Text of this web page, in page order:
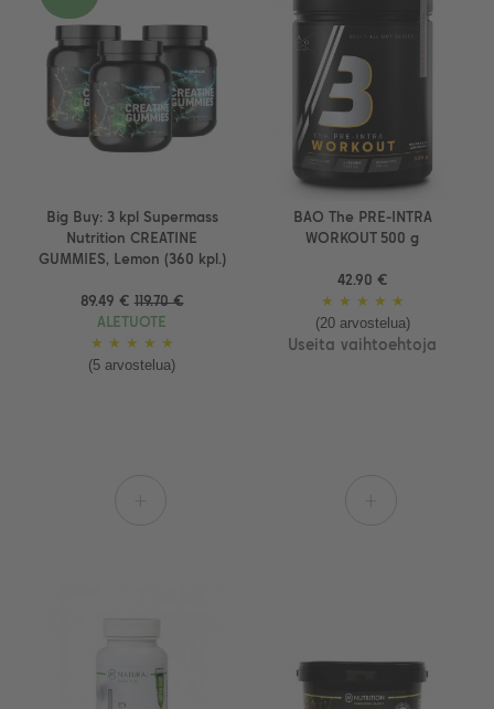
Big Buy: 3 kpl Supermass
Nutrition CREATINE
GUMMIES, Lemon (360 kpl.)
89.49 € 119.70 €
ALETUOTE
★ ★ ★ ★ ★
(5 arvostelua)
BAO The PRE-INTRA
WORKOUT 500 g
42.90 €
★ ★ ★ ★ ★
(20 arvostelua)
Useita vaihtoehtoja